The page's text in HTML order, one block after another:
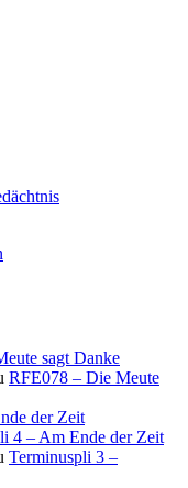
sagt Danke
RFE078 – Die Meute
der Zeit
4 – Am Ende der Zeit
Terminuspli 3 –